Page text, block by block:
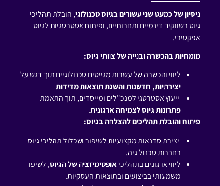
ניסיון של כמעט שני עשורים בגיוס טכנולוגי, הובלת תהליכי
גיוס בשווקים דינמיים ותחרותיים, ופיתוח אסטרטגיות לגיוס
אפקטיבי.
מומחיות בהכשרה ובנייה של צוותי גיוס:
ליווי והכשרה של עשרות מגייסים טכנולוגיים תוך דגש על
יצירתיות, חדשנות והשגת תוצאות מדידות.
ייעוץ אסטרטגי למנכ"לים ומייסדים, תוך התאמת
פתרונות גיוס לצמיחה ארגונית.
פיתוח והובלת תהליכים להצלחה בגיוס:
יצירת סדנאות מקצועיות לשיפור ושכלול תהליכי גיוס
בחברות טכנולוגיה.
ליווי ארגונים בתהליכיאופטימיזציה של הגיוס, לשיפור
משמעותי בביצועים ובתוצאות העסקיות.